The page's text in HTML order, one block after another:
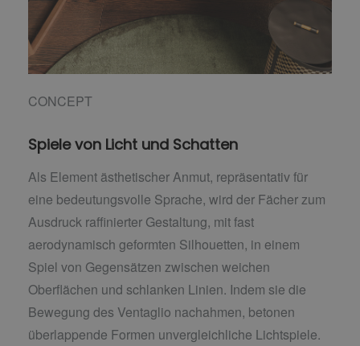
CONCEPT
Spiele von Licht und Schatten
Als Element ästhetischer Anmut, repräsentativ für
eine bedeutungsvolle Sprache, wird der Fächer zum
Ausdruck raffinierter Gestaltung, mit fast
aerodynamisch geformten Silhouetten, in einem
Spiel von Gegensätzen zwischen weichen
Oberflächen und schlanken Linien. Indem sie die
Bewegung des Ventaglio nachahmen, betonen
überlappende Formen unvergleichliche Lichtspiele.